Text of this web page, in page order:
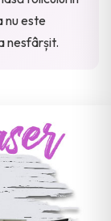
nu este
nesfârșit.